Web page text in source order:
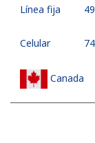
Línea fija
Celular
Canada